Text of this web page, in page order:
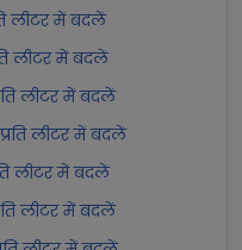
लीटर में बदलें
लीटर में बदलें
लीटर में बदलें
प्रति लीटर में बदलें
लीटर में बदलें
लीटर में बदलें